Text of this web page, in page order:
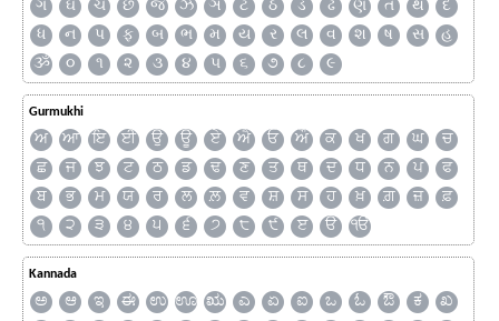
ગ
ઘ ચ છ જ ઝ ઞ ટ ઠ ડ ઢ ણ ત થ
દ
ધ
ન પ ફ બ ભ મ ય ર લ વ શ ષ સ
હ
ૐ
૦ ૧ ૨ ૩ ૪ ૫ ૬ ૭ ૮ ૯
Gurmukhi
ਅ ਆ ਇ ਈ ਉ ਊ ਏ ਐ ਓ ਔ ਕ ਖ ਗ ਘ
ਚ
ਛ
ਜ ਝ ਟ ਠ ਡ ਢ ਣ ਤ ਥ ਦ ਧ ਨ ਪ
ਫ
ਬ
ਭ ਮ ਯ ਰ ਲ ਲ਼ ਵ ਸ਼ ਸ ਹ ਖ਼ ਗ਼ ਜ਼
ਫ਼
੧
੨ ੩ ੪ ੫ ੬ ੭ ੮ ੯ ੲ ੳ ੴ
Kannada
ಅ ಆ ಇ ಈ ಉ ಊ ಋ ಎ ಏ ಐ ಒ ಓ ಔ ಕ
ಖ